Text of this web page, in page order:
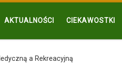
AKTUALNOŚCI CIEKAWOSTKI
a Rekreacyjną